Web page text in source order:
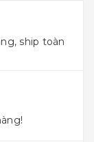
ship toàn